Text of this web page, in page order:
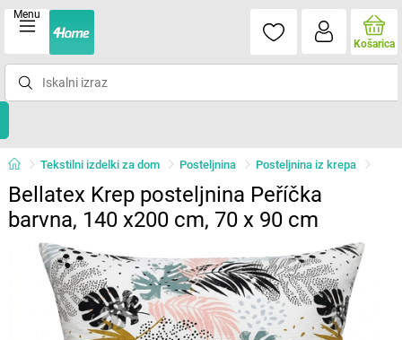
Menu
Košarica
Tekstilni izdelki za dom Posteljnina Posteljnina iz krepa
Bellatex Krep posteljnina Peříčka
barvna, 140 x200 cm, 70 x 90 cm